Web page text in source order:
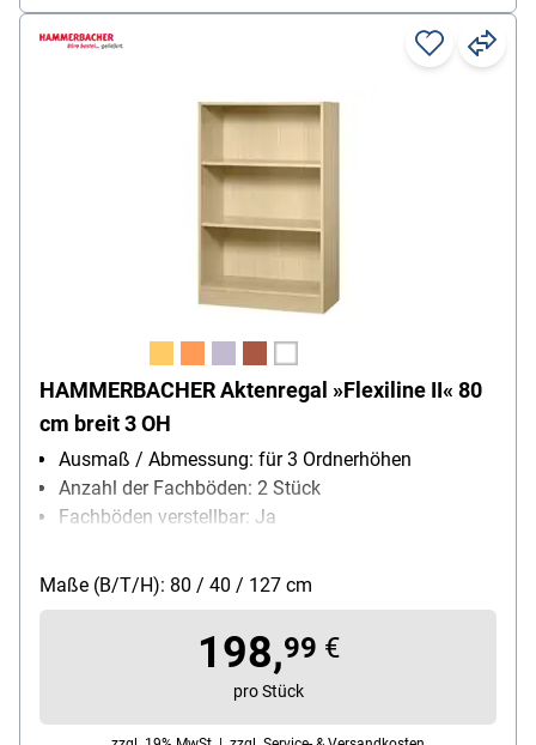
HAMMERBACHER Aktenregal »Flexiline II« 80
cm breit 3 OH
Ausmaß / Abmessung: für 3 Ordnerhöhen
Anzahl der Fachböden: 2 Stück
Fachböden verstellbar: Ja
Melaminharzbeschichtung
Ausführung des Gestells: mit Sockel
Besonderheiten: Höhenausgleichsfunktion
Maße (B/T/H): 80 / 40 / 127 cm
198,99 €
pro Stück